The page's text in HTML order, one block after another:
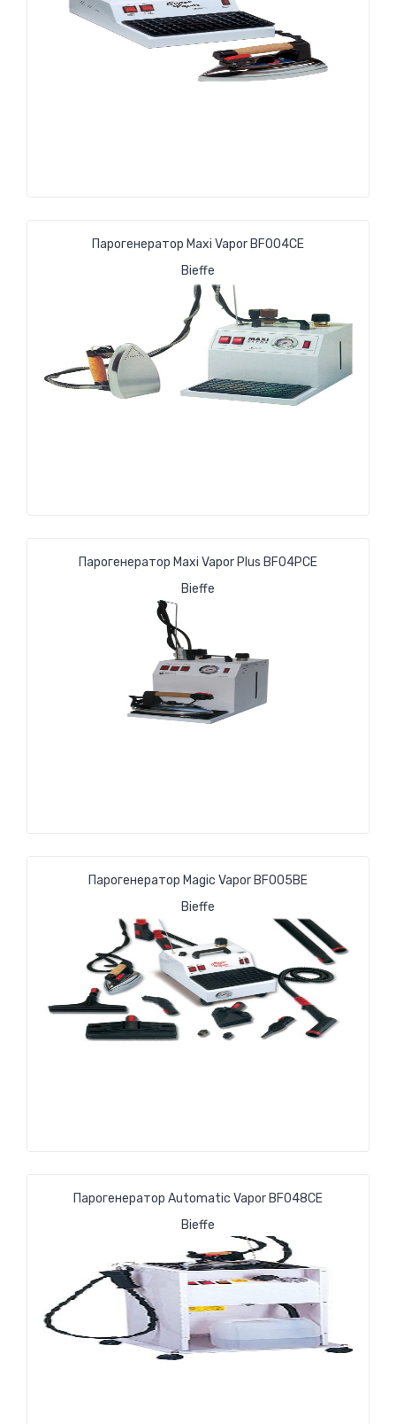
Парогенератор Maxi Vapor BF004CE
Bieffe
Парогенератор Maxi Vapor Plus BF04PCE
Bieffe
Парогенератор Magic Vapor BF005BE
Bieffe
Парогенератор Automatic Vapor BF048CE
Bieffe